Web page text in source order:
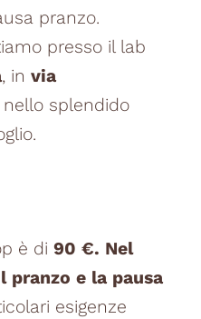
pranzo.
presso il lab
, in via
nello splendido
è di 90 €. Nel
e la pausa
esigenze